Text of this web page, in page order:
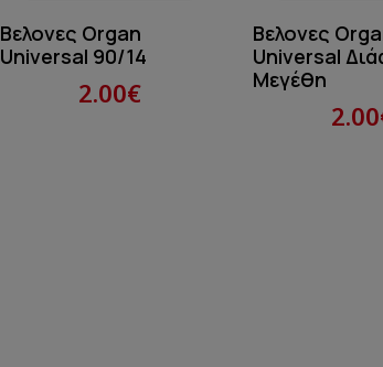
Βελονες Organ
Universal 90/14
2.00€
Βελονες
Universal
Μεγέθη